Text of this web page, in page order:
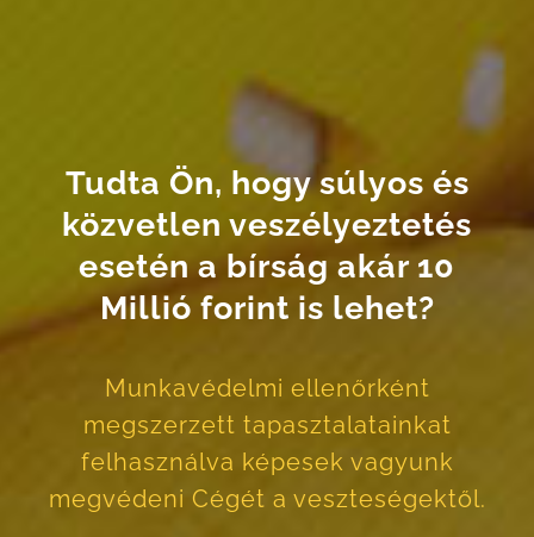
Tudta Ön, hogy súlyos és
közvetlen veszélyeztetés
esetén a bírság akár 10
Millió forint is lehet?
Munkavédelmi ellenőrként
megszerzett tapasztalatainkat
felhasználva képesek vagyunk
megvédeni Cégét a veszteségektől.